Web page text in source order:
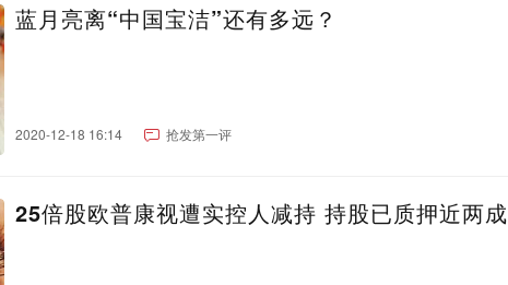
蓝月亮离“中国宝洁”还有多远？
2020-12-18 16:14 抢发第一评
25倍股欧普康视遭实控人减持 持股已质押近两成